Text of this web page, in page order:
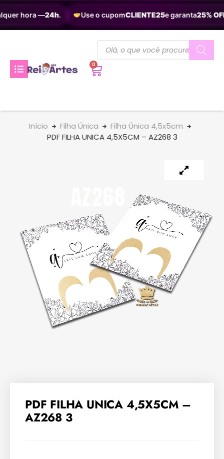
hora —24h. Use o cupomCLIENTE25e garanta25% OFF
0
Início Filha Única
Filha Única 4,5x5cm
PDF FILHA UNICA 4,5X5CM – AZ268 3
PDF FILHA UNICA 4,5X5CM –
AZ268 3